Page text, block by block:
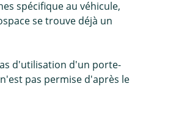
spécifique au véhicule,
se trouve déjà un
d'utilisation d'un porte-
pas permise d'après le